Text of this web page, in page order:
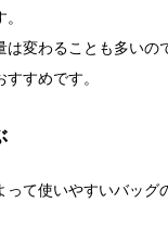
は変わることも多いの
すめです。
って使いやすいバッグ